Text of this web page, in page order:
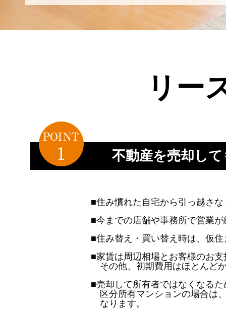
リー
不動産を売却し
■住み慣れた自宅から引っ越さ
■今までの店舗や事務所で営業
■住み替え・買い替え時は、仮
■家賃は周辺相場とお客様のお
その他、初期費用はほとんど
■売却して所有者ではなくなる
区分所有マンションの場合は
なります。